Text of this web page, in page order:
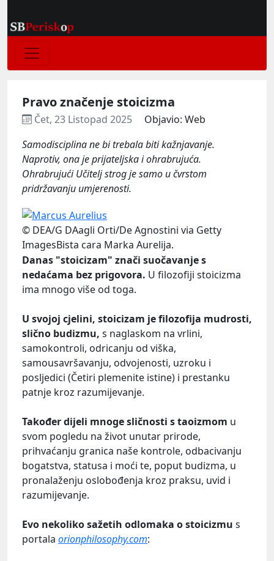
Pravo značenje stoicizma
Čet, 23 Listopad 2025
Objavio: Web
Samodisciplina ne bi trebala biti kažnjavanje.
Naprotiv, ona je prijateljska i ohrabrujuća.
Ohrabrujući Učitelj strog je samo u čvrstom
pridržavanju umjerenosti.
© DEA/G DAagli Orti/De Agnostini via Getty
ImagesBista cara Marka Aurelija.
Danas "stoicizam" znači suočavanje s
nedaćama bez prigovora. U filozofiji stoicizma
ima mnogo više od toga.
U svojoj cjelini, stoicizam je filozofija mudrosti,
slično budizmu, s naglaskom na vrlini,
samokontroli, odricanju od viška,
samousavršavanju, odvojenosti, uzroku i
posljedici (Četiri plemenite istine) i prestanku
patnje kroz razumijevanje.
Također dijeli mnoge sličnosti s taoizmom u
svom pogledu na život unutar prirode,
prihvaćanju granica naše kontrole, odbacivanju
bogatstva, statusa i moći te, poput budizma, u
pronalaženju oslobođenja kroz praksu, uvid i
razumijevanje.
Evo nekoliko sažetih odlomaka o stoicizmu s
portala orionphilosophy.com: